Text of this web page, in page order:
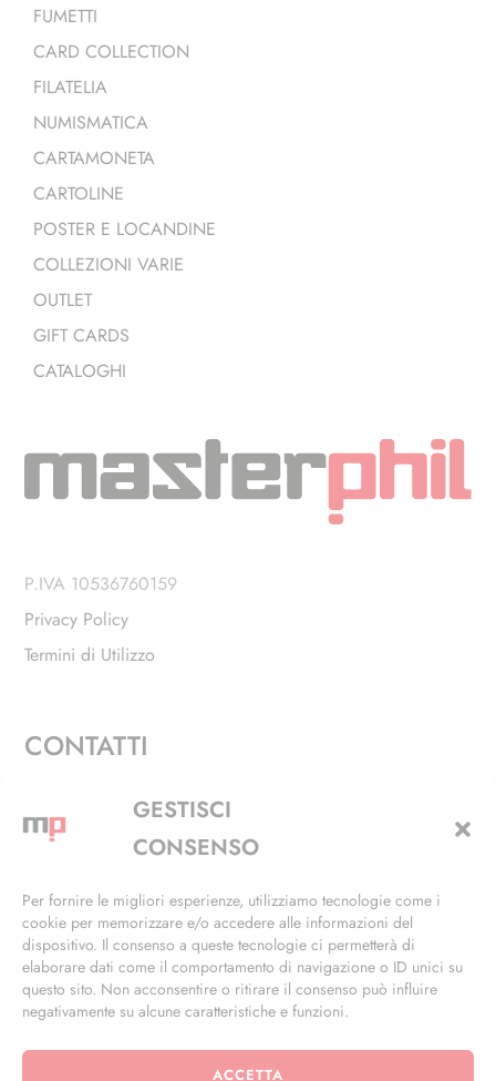
GESTISCI
CONSENSO
Per fornire le migliori esperienze, utilizziamo tecnologie come i
cookie per memorizzare e/o accedere alle informazioni del
dispositivo. Il consenso a queste tecnologie ci permetterà di
elaborare dati come il comportamento di navigazione o ID unici su
questo sito. Non acconsentire o ritirare il consenso può influire
negativamente su alcune caratteristiche e funzioni.
ACCETTA
FUMETTI
CARD COLLECTION
FILATELIA
NUMISMATICA
CARTAMONETA
CARTOLINE
POSTER E LOCANDINE
COLLEZIONI VARIE
OUTLET
GIFT CARDS
CATALOGHI
P.IVA 10536760159
Privacy Policy
Termini di Utilizzo
CONTATTI
Via Alfieri, 27 - Trezzano Sul Naviglio (MI)
+39 02 4846 3155
info@masterphil.it